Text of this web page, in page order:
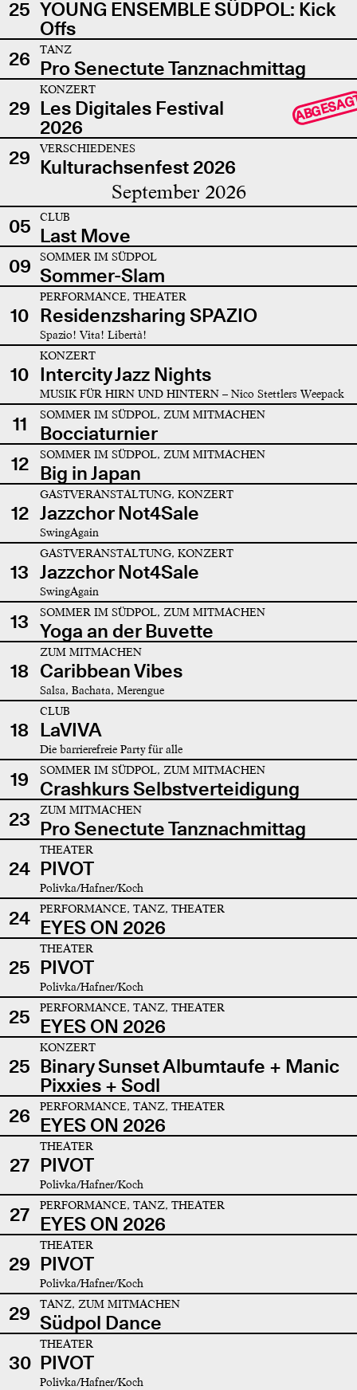
25 YOUNG ENSEMBLE SÜDPOL: Kick
Offs
26
TANZ
Pro Senectute Tanznachmittag
29
KONZERT
Les Digitales Festival
2026
29 VERSCHIEDENES
Kulturachsenfest 2026
September 2026
05 CLUB
Last Move
09
SOMMER IM SÜDPOL
Sommer-Slam
10
PERFORMANCE, THEATER
Residenzsharing SPAZIO
Spazio! Vita! Libertà!
10
KONZERT
Intercity Jazz Nights
MUSIK FÜR HIRN UND HINTERN – Nico Stettlers Weepack
11 SOMMER IM SÜDPOL, ZUM MITMACHEN
Bocciaturnier
12
SOMMER IM SÜDPOL, ZUM MITMACHEN
Big in Japan
12
GASTVERANSTALTUNG, KONZERT
Jazzchor Not4Sale
SwingAgain
13
GASTVERANSTALTUNG, KONZERT
Jazzchor Not4Sale
SwingAgain
13 SOMMER IM SÜDPOL, ZUM MITMACHEN
Yoga an der Buvette
18
ZUM MITMACHEN
Caribbean Vibes
Salsa, Bachata, Merengue
18
CLUB
LaVIVA
Die barrierefreie Party für alle
19 SOMMER IM SÜDPOL, ZUM MITMACHEN
Crashkurs Selbstverteidigung
23
ZUM MITMACHEN
Pro Senectute Tanznachmittag
24
THEATER
PIVOT
Polivka/Hafner/Koch
24 PERFORMANCE, TANZ, THEATER
EYES ON 2026
25
THEATER
PIVOT
Polivka/Hafner/Koch
25 PERFORMANCE, TANZ, THEATER
EYES ON 2026
25
KONZERT
Binary Sunset Albumtaufe + Manic
Pixxies + Sodl
26
PERFORMANCE, TANZ, THEATER
EYES ON 2026
27
THEATER
PIVOT
Polivka/Hafner/Koch
27 PERFORMANCE, TANZ, THEATER
EYES ON 2026
29
THEATER
PIVOT
Polivka/Hafner/Koch
29 TANZ, ZUM MITMACHEN
Südpol Dance
30
THEATER
PIVOT
Polivka/Hafner/Koch